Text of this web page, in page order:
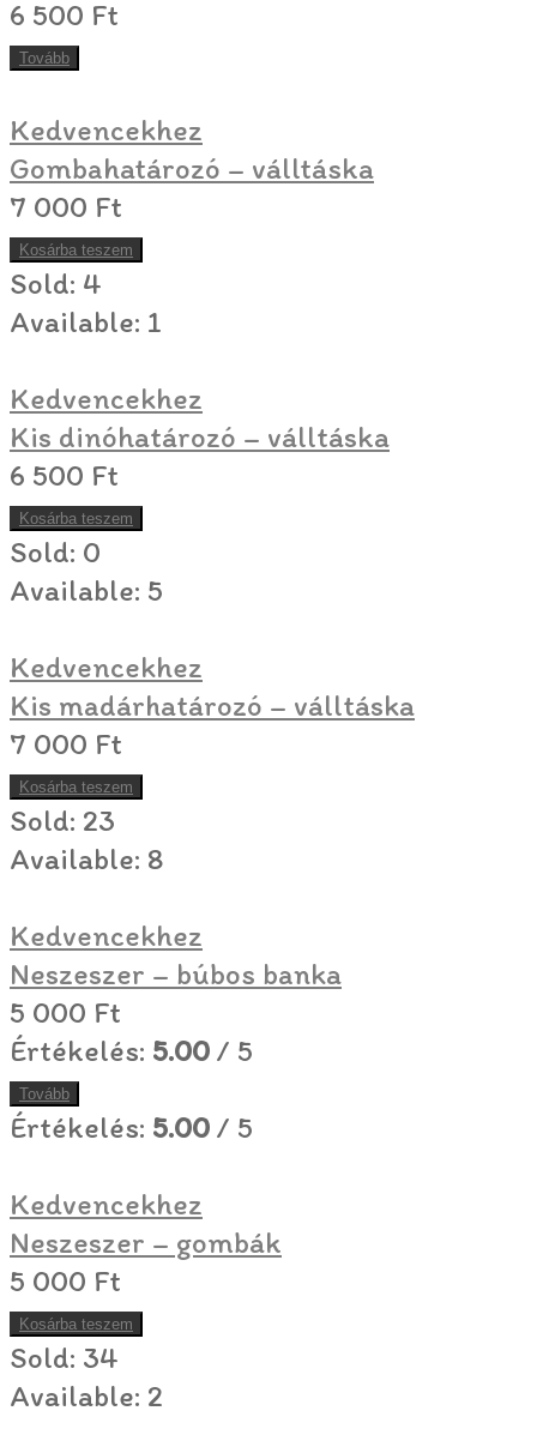
6 500 Ft
Tovább
Kedvencekhez
Gombahatározó – válltáska
7 000 Ft
Kosárba teszem
Sold: 4
Available: 1
Kedvencekhez
Kis dinóhatározó – válltáska
6 500 Ft
Kosárba teszem
Sold: 0
Available: 5
Kedvencekhez
Kis madárhatározó – válltáska
7 000 Ft
Kosárba teszem
Sold: 23
Available: 8
Kedvencekhez
Neszeszer – búbos banka
5 000 Ft
Értékelés: 5.00 / 5
Tovább
Értékelés: 5.00 / 5
Kedvencekhez
Neszeszer – gombák
5 000 Ft
Kosárba teszem
Sold: 34
Available: 2